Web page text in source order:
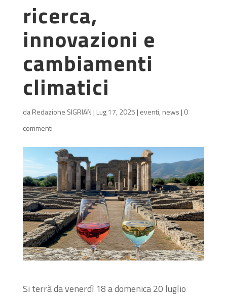
ricerca,
innovazioni e
cambiamenti
climatici
daRedazione SIGRIAN | Lug 17, 2025 | eventi, news | 0
commenti
Si terrà da venerdì 18 a domenica 20 luglio